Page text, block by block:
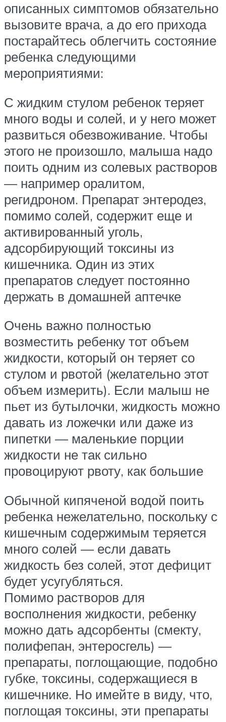
описанных симптомов обязательно
вызовите врача, а до его прихода
постарайтесь облегчить состояние
ребенка следующими
мероприятиями:
С жидким стулом ребенок теряет
много воды и солей, и у него может
развиться обезвоживание. Чтобы
этого не произошло, малыша надо
поить одним из солевых растворов
— например оралитом,
регидроном. Препарат энтеродез,
помимо солей, содержит еще и
активированный уголь,
адсорбирующий токсины из
кишечника. Один из этих
препаратов следует постоянно
держать в домашней аптечке
Очень важно полностью
возместить ребенку тот объем
жидкости, который он теряет со
стулом и рвотой (желательно этот
объем измерить). Если малыш не
пьет из бутылочки, жидкость можно
давать из ложечки или даже из
пипетки — маленькие порции
жидкости не так сильно
провоцируют рвоту, как большие
Обычной кипяченой водой поить
ребенка нежелательно, поскольку с
кишечным содержимым теряется
много солей — если давать
жидкость без солей, этот дефицит
будет усугубляться.
Помимо растворов для
восполнения жидкости, ребенку
можно дать адсорбенты (смекту,
полифепан, энтеросгель) —
препараты, поглощающие, подобно
губке, токсины, содержащиеся в
кишечнике. Но имейте в виду, что,
поглощая токсины, эти препараты